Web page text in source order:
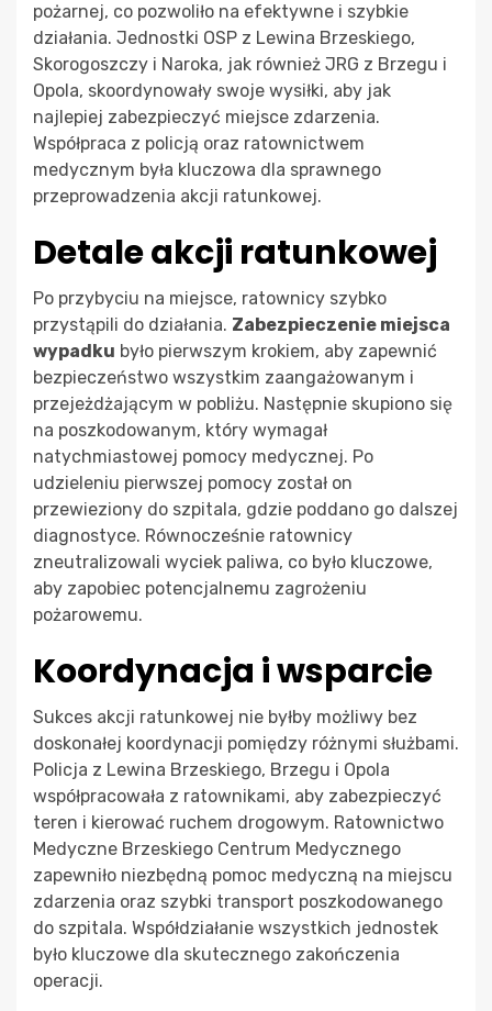
pożarnej, co pozwoliło na efektywne i szybkie
działania. Jednostki OSP z Lewina Brzeskiego,
Skorogoszczy i Naroka, jak również JRG z Brzegu i
Opola, skoordynowały swoje wysiłki, aby jak
najlepiej zabezpieczyć miejsce zdarzenia.
Współpraca z policją oraz ratownictwem
medycznym była kluczowa dla sprawnego
przeprowadzenia akcji ratunkowej.
Detale akcji ratunkowej
Po przybyciu na miejsce, ratownicy szybko
przystąpili do działania. Zabezpieczenie miejsca
wypadku było pierwszym krokiem, aby zapewnić
bezpieczeństwo wszystkim zaangażowanym i
przejeżdżającym w pobliżu. Następnie skupiono się
na poszkodowanym, który wymagał
natychmiastowej pomocy medycznej. Po
udzieleniu pierwszej pomocy został on
przewieziony do szpitala, gdzie poddano go dalszej
diagnostyce. Równocześnie ratownicy
zneutralizowali wyciek paliwa, co było kluczowe,
aby zapobiec potencjalnemu zagrożeniu
pożarowemu.
Koordynacja i wsparcie
Sukces akcji ratunkowej nie byłby możliwy bez
doskonałej koordynacji pomiędzy różnymi służbami.
Policja z Lewina Brzeskiego, Brzegu i Opola
współpracowała z ratownikami, aby zabezpieczyć
teren i kierować ruchem drogowym. Ratownictwo
Medyczne Brzeskiego Centrum Medycznego
zapewniło niezbędną pomoc medyczną na miejscu
zdarzenia oraz szybki transport poszkodowanego
do szpitala. Współdziałanie wszystkich jednostek
było kluczowe dla skutecznego zakończenia
operacji.